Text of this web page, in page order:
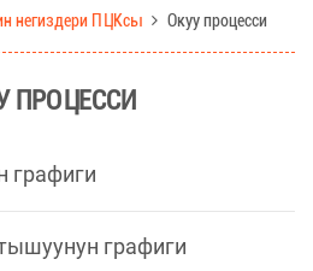
негиздери ПЦКсы Окуу процесси
ПРОЦЕССИ
графиги
графиги